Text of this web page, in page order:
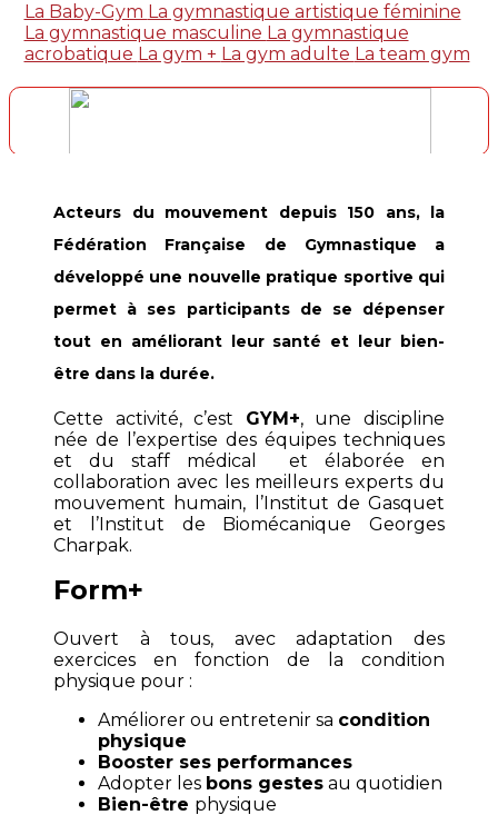
La Baby-Gym La gymnastique artistique féminine
La gymnastique masculine La gymnastique
acrobatique La gym + La gym adulte La team gym
Acteurs du mouvement depuis 150 ans, la
Fédération Française de Gymnastique a
développé une nouvelle pratique sportive qui
permet à ses participants de se dépenser
tout en améliorant leur santé et leur bien-
être dans la durée.
Cette activité, c’est GYM+, une discipline
née de l’expertise des équipes techniques
et du staff médical et élaborée en
collaboration avec les meilleurs experts du
mouvement humain, l’Institut de Gasquet
et l’Institut de Biomécanique Georges
Charpak.
Form+
Ouvert à tous, avec adaptation des
exercices en fonction de la condition
physique pour :
Améliorer ou entretenir sa condition
physique
Booster ses performances
Adopter les bons gestes au quotidien
Bien-être physique